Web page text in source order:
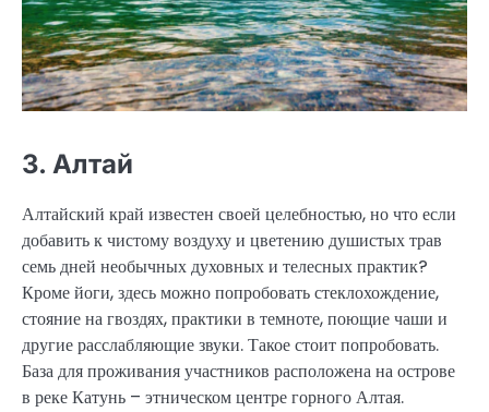
3. Алтай
Алтайский край известен своей целебностью, но что если
добавить к чистому воздуху и цветению душистых трав
семь дней необычных духовных и телесных практик?
Кроме йоги, здесь можно попробовать стеклохождение,
стояние на гвоздях, практики в темноте, поющие чаши и
другие расслабляющие звуки. Такое стоит попробовать.
База для проживания участников расположена на острове
в реке Катунь – этническом центре горного Алтая.